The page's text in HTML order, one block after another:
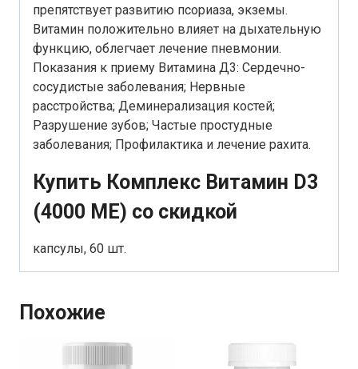
препятствует развитию псориаза, экземы.
Витамин положительно влияет на дыхательную
функцию, облегчает лечение пневмонии.
Показания к приему Витамина Д3: Сердечно-
сосудистые заболевания; Нервные
расстройства; Деминерализация костей;
Разрушение зубов; Частые простудные
заболевания; Профилактика и лечение рахита.
Купить Комплекс Витамин D3
(4000 МЕ) со скидкой
капсулы, 60 шт.
Похожие